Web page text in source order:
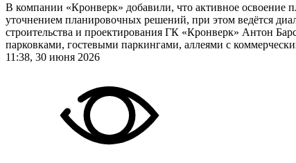
В компании «Кронверк» добавили, что активное освоение
уточнением планировочных решений, при этом ведётся
строительства и проектирования ГК «Кронверк» Антон
парковками, гостевыми паркингами, аллеями с
11:38, 30 июня 2026